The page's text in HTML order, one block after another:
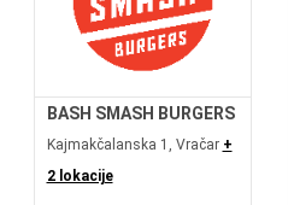
BASH SMASH BURGERS
Kajmakčalanska 1, Vračar +
2 lokacije